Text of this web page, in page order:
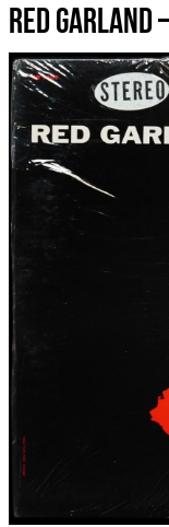
Red